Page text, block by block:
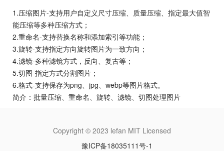
1.压缩图片-支持用户自定义尺寸压缩、质量压缩、指定最大值智
能压缩等多种压缩方式；
2.重命名-支持替换名称和添加索引等功能；
3.旋转-支持指定方向旋转图片为一致方向；
4.滤镜-多种滤镜方式，反向、复古等；
5.切图-指定方式分割图片；
6.格式-支持保存为png、jpg、webp等图片格式。
简介：批量压缩、重命名、旋转、滤镜、切图处理图片
Copyright © 2023 lefan MIT Licensed
豫ICP备18035111号-1